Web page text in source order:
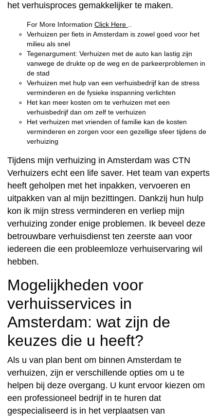
het verhuisproces gemakkelijker te maken.
For More Information Click Here
Verhuizen per fiets in Amsterdam is zowel goed voor het
milieu als snel
Tegenargument: Verhuizen met de auto kan lastig zijn
vanwege de drukte op de weg en de parkeerproblemen in
de stad
Verhuizen met hulp van een verhuisbedrijf kan de stress
verminderen en de fysieke inspanning verlichten
Het kan meer kosten om te verhuizen met een
verhuisbedrijf dan om zelf te verhuizen
Het verhuizen met vrienden of familie kan de kosten
verminderen en zorgen voor een gezellige sfeer tijdens de
verhuizing
Tijdens mijn verhuizing in Amsterdam was CTN
Verhuizers echt een life saver. Het team van experts
heeft geholpen met het inpakken, vervoeren en
uitpakken van al mijn bezittingen. Dankzij hun hulp
kon ik mijn stress verminderen en verliep mijn
verhuizing zonder enige problemen. Ik beveel deze
betrouwbare verhuisdienst ten zeerste aan voor
iedereen die een probleemloze verhuiservaring wil
hebben.
Mogelijkheden voor
verhuisservices in
Amsterdam: wat zijn de
keuzes die u heeft?
Als u van plan bent om binnen Amsterdam te
verhuizen, zijn er verschillende opties om u te
helpen bij deze overgang. U kunt ervoor kiezen om
een professioneel bedrijf in te huren dat
gespecialiseerd is in het verplaatsen van